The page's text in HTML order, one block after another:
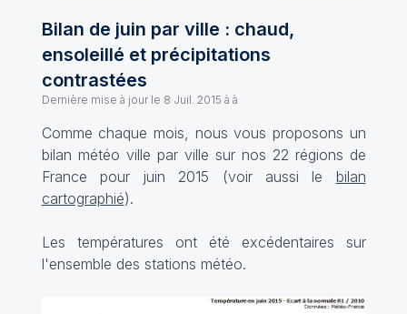
Bilan de juin par ville : chaud,
ensoleillé et précipitations
contrastées
Dernière mise à jour le 8 Juil. 2015 à à
Comme chaque mois, nous vous proposons un
bilan météo ville par ville sur nos 22 régions de
France pour juin 2015 (voir aussi le bilan
cartographié).
Les températures ont été excédentaires sur
l'ensemble des stations météo.